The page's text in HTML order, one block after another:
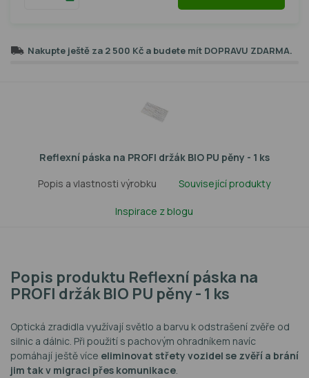
Nakupte ještě za 2 500 Kč a budete mít DOPRAVU ZDARMA.
Reflexní páska na PROFI držák BIO PU pěny - 1 ks
Popis a vlastnosti výrobku
Související produkty
Inspirace z blogu
Popis produktu Reflexní páska na
PROFI držák BIO PU pěny - 1 ks
Optická zradidla využívají světlo a barvu k odstrašení zvěře od
silnic a dálnic. Při použití s pachovým ohradníkem navíc
pomáhají ještě více eliminovat střety vozidel se zvěří a brání
jim tak v migraci přes komunikace.